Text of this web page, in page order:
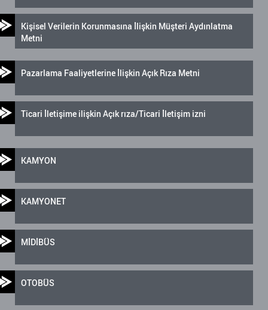
Kişisel Verilerin Korunmasına İlişkin Müşteri Aydınlatma
Metni
Pazarlama Faaliyetlerine İlişkin Açık Rıza Metni
Ticari İletişime ilişkin Açık rıza/Ticari İletişim izni
KAMYON
KAMYONET
MİDİBÜS
OTOBÜS